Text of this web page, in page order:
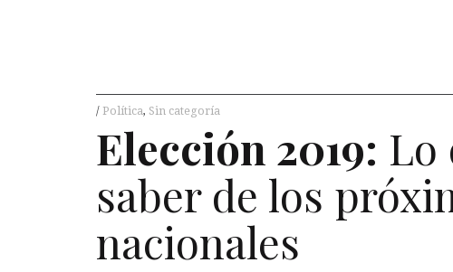
Política, Sin categoría
Elección 2019: Lo
saber de los
nacionales